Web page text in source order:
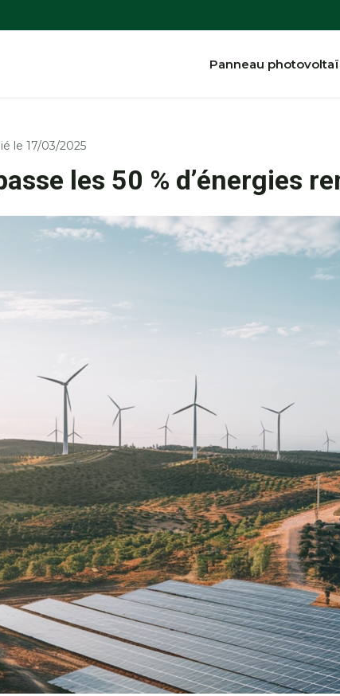
Panneau
le 17/03/2025
les 50 % d’énergies